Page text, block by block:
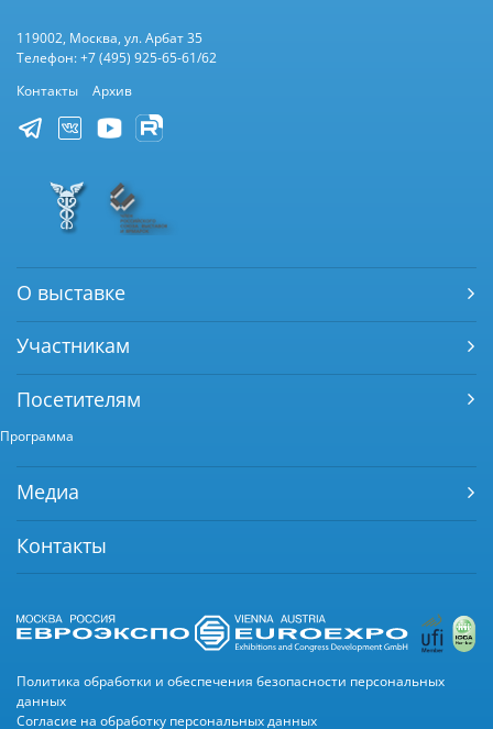
119002, Москва, ул. Арбат 35
Телефон: +7 (495) 925-65-61/62
Контакты
Архив
О выставке
Участникам
Посетителям
Программа
Медиа
Контакты
Политика обработки и обеспечения безопасности персональных
данных
Согласие на обработку персональных данных